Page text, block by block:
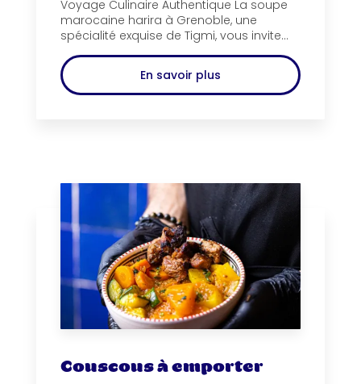
Voyage Culinaire Authentique La soupe
marocaine harira à Grenoble, une
spécialité exquise de Tigmi, vous invite...
En savoir plus
Couscous à emporter